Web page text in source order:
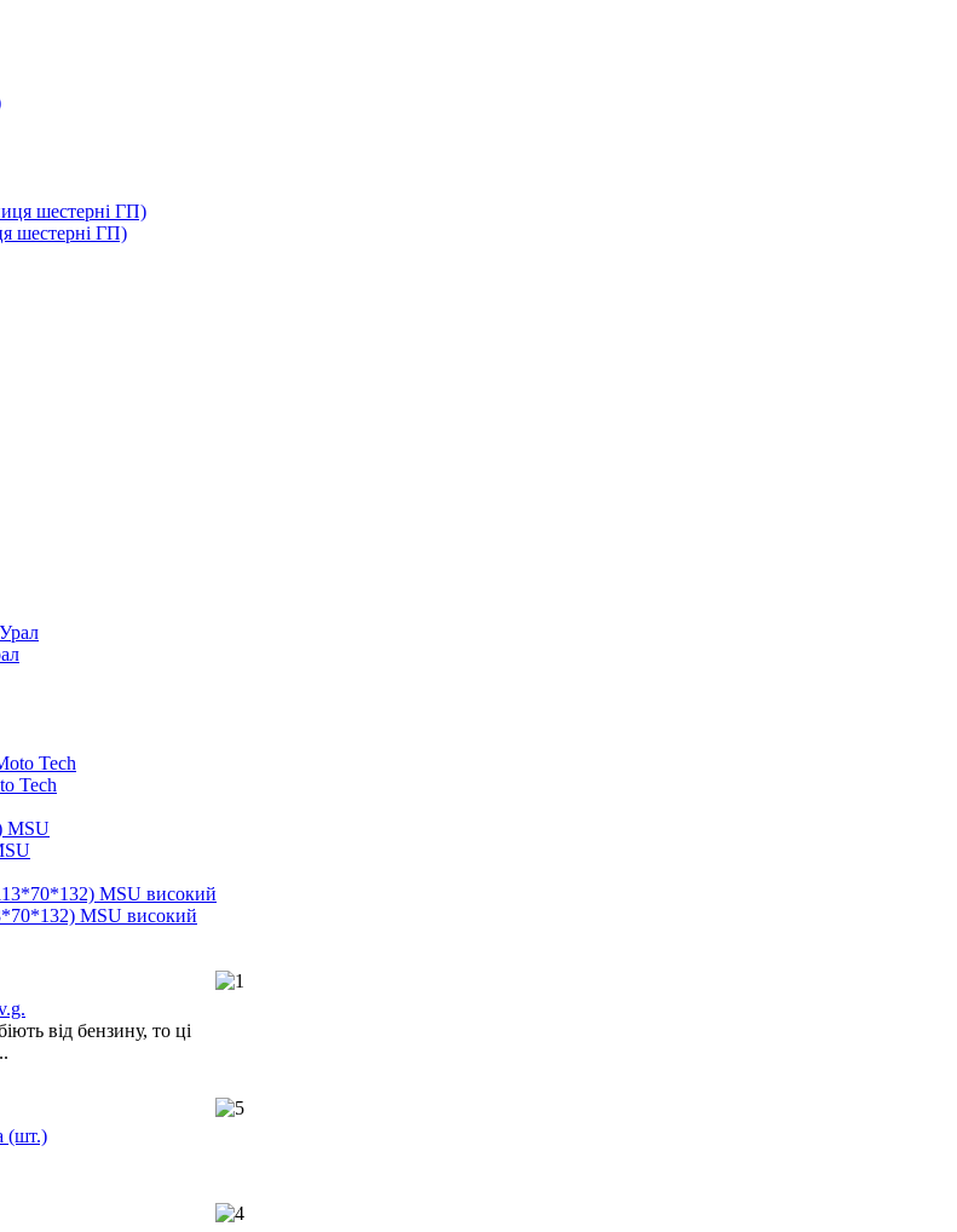
шестерні ГП)
Tech
MSU високий
від бензину, то ці
(шт.)